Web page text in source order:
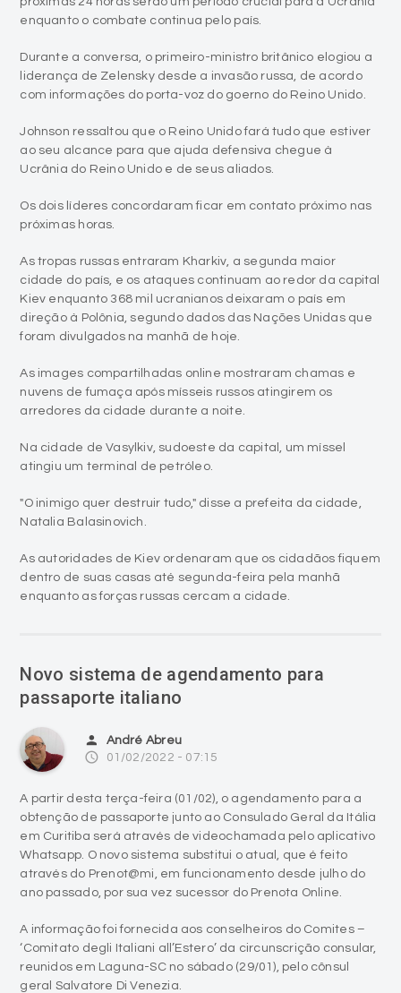
enquanto o combate continua pelo país.
Durante a conversa, o primeiro-ministro britânico elogiou a
liderança de Zelensky desde a invasão russa, de acordo
com informações do porta-voz do goerno do Reino Unido.
Johnson ressaltou que o Reino Unido fará tudo que estiver
ao seu alcance para que ajuda defensiva chegue à
Ucrânia do Reino Unido e de seus aliados.
Os dois líderes concordaram ficar em contato próximo nas
próximas horas.
As tropas russas entraram Kharkiv, a segunda maior
cidade do país, e os ataques continuam ao redor da capital
Kiev enquanto 368 mil ucranianos deixaram o país em
direção à Polônia, segundo dados das Nações Unidas que
foram divulgados na manhã de hoje.
As images compartilhadas online mostraram chamas e
nuvens de fumaça após mísseis russos atingirem os
arredores da cidade durante a noite.
Na cidade de Vasylkiv, sudoeste da capital, um míssel
atingiu um terminal de petróleo.
"O inimigo quer destruir tudo," disse a prefeita da cidade,
Natalia Balasinovich.
As autoridades de Kiev ordenaram que os cidadãos fiquem
dentro de suas casas até segunda-feira pela manhã
enquanto as forças russas cercam a cidade.
Novo sistema de agendamento para
passaporte italiano
person André Abreu
access_time 01/02/2022 - 07:15
A partir desta terça-feira (01/02), o agendamento para a
obtenção de passaporte junto ao Consulado Geral da Itália
em Curitiba será através de videochamada pelo aplicativo
Whatsapp. O novo sistema substitui o atual, que é feito
através do Prenot@mi, em funcionamento desde julho do
ano passado, por sua vez sucessor do Prenota Online.
A informação foi fornecida aos conselheiros do Comites –
‘Comitato degli Italiani all’Estero’ da circunscrição consular,
reunidos em Laguna-SC no sábado (29/01), pelo cônsul
geral Salvatore Di Venezia.